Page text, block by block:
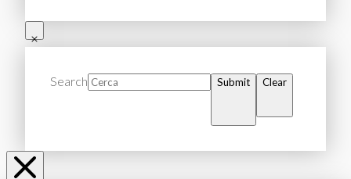
Search Submit Clear